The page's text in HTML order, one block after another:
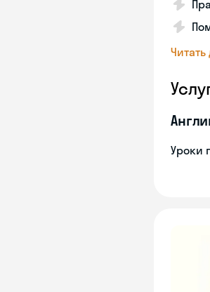
Уроки